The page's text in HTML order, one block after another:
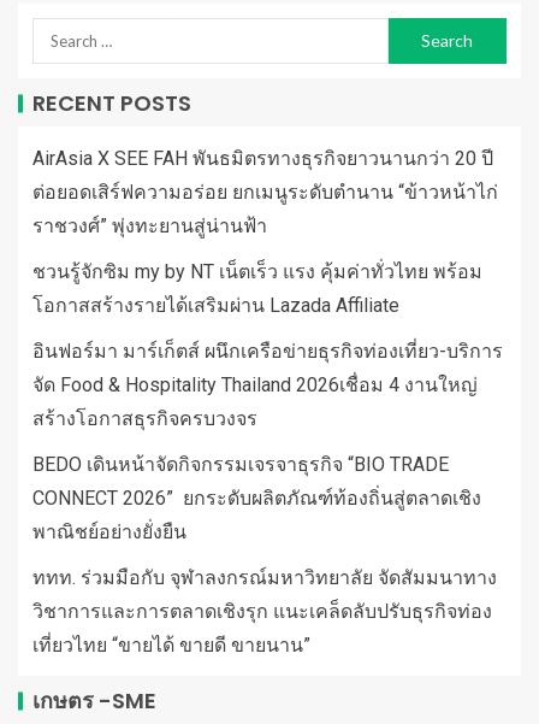
RECENT POSTS
AirAsia X SEE FAH พันธมิตรทางธุรกิจยาวนานกว่า 20 ปี
ต่อยอดเสิร์ฟความอร่อย ยกเมนูระดับตำนาน “ข้าวหน้าไก่
ราชวงศ์” พุ่งทะยานสู่น่านฟ้า
ชวนรู้จักซิม my by NT เน็ตเร็ว แรง คุ้มค่าทั่วไทย พร้อม
โอกาสสร้างรายได้เสริมผ่าน Lazada Affiliate
อินฟอร์มา มาร์เก็ตส์ ผนึกเครือข่ายธุรกิจท่องเที่ยว-บริการ
จัด Food & Hospitality Thailand 2026เชื่อม 4 งานใหญ่
สร้างโอกาสธุรกิจครบวงจร
BEDO เดินหน้าจัดกิจกรรมเจรจาธุรกิจ “BIO TRADE
CONNECT 2026” ยกระดับผลิตภัณฑ์ท้องถิ่นสู่ตลาดเชิง
พาณิชย์อย่างยั่งยืน
ททท. ร่วมมือกับ จุฬาลงกรณ์มหาวิทยาลัย จัดสัมมนาทาง
วิชาการและการตลาดเชิงรุก แนะเคล็ดลับปรับธุรกิจท่อง
เที่ยวไทย “ขายได้ ขายดี ขายนาน”
เกษตร -SME